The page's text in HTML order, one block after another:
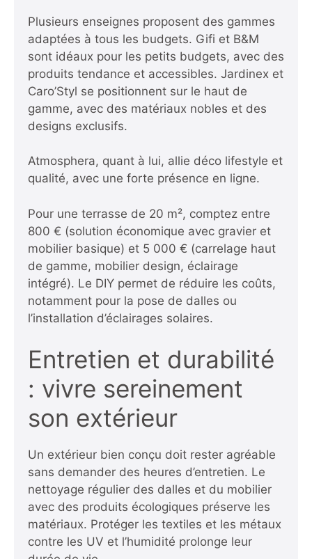
Plusieurs enseignes proposent des gammes
adaptées à tous les budgets. Gifi et B&M
sont idéaux pour les petits budgets, avec des
produits tendance et accessibles. Jardinex et
Caro’Styl se positionnent sur le haut de
gamme, avec des matériaux nobles et des
designs exclusifs.
Atmosphera, quant à lui, allie déco lifestyle et
qualité, avec une forte présence en ligne.
Pour une terrasse de 20 m², comptez entre
800 € (solution économique avec gravier et
mobilier basique) et 5 000 € (carrelage haut
de gamme, mobilier design, éclairage
intégré). Le DIY permet de réduire les coûts,
notamment pour la pose de dalles ou
l’installation d’éclairages solaires.
Entretien et durabilité
: vivre sereinement
son extérieur
Un extérieur bien conçu doit rester agréable
sans demander des heures d’entretien. Le
nettoyage régulier des dalles et du mobilier
avec des produits écologiques préserve les
matériaux. Protéger les textiles et les métaux
contre les UV et l’humidité prolonge leur